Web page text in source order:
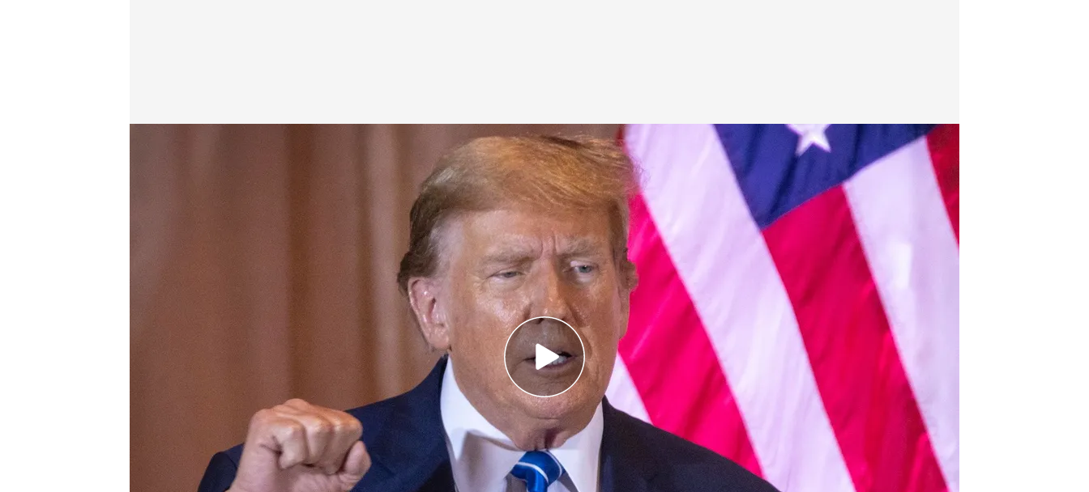
Donald Trump y Joe Biden arrasan en las primarias y volverán a lucha
cara a cara por entrar en la Casa Blanca
Nikki Haley abandona las primarias republicanas tras el fracaso del
supermartes
Las elecciones en Estados Unidos se celebrarán el próximo 5 de
noviembre